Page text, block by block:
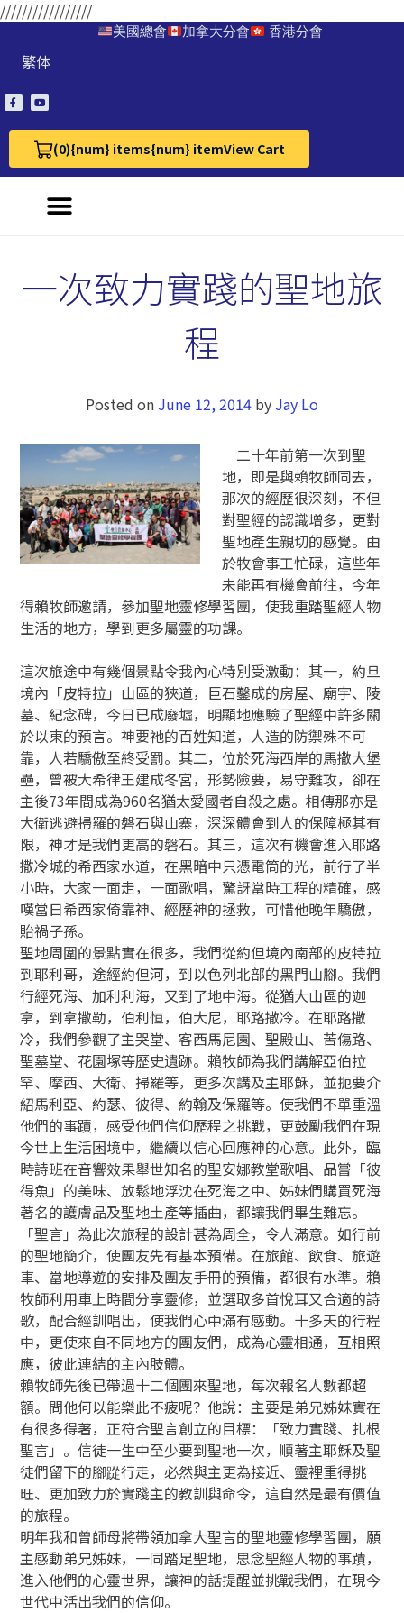
/////////////////
美國總會 加拿大分會 香港分會
繁体
(0)
View Cart 0{num} items{num} itemView Cart
一次致力實踐的聖地旅
程
Posted on June 12, 2014 by Jay Lo
二十年前第一次到聖
地，即是與賴牧師同去，
那次的經歷很深刻，不但
對聖經的認識增多，更對
聖地產生親切的感覺。由
於牧會事工忙碌，這些年
未能再有機會前往，今年
得賴牧師邀請，參加聖地靈修學習團，使我重踏聖經人物
生活的地方，學到更多屬靈的功課。
這次旅途中有幾個景點令我內心特別受激動：其一，約旦
境內「皮特拉」山區的狹道，巨石鑿成的房屋、廟宇、陵
墓、紀念碑，今日已成廢墟，明顯地應驗了聖經中許多關
於以東的預言。神要祂的百姓知道，人造的防禦殊不可
靠，人若驕傲至終受罰。其二，位於死海西岸的馬撒大堡
壘，曾被大希律王建成冬宮，形勢險要，易守難攻，卻在
主後73年間成為960名猶太愛國者自殺之處。相傳那亦是
大衛逃避掃羅的磐石與山寨，深深體會到人的保障極其有
限，神才是我們更高的磐石。其三，這次有機會進入耶路
撒冷城的希西家水道，在黑暗中只憑電筒的光，前行了半
小時，大家一面走，一面歌唱，驚訝當時工程的精確，感
嘆當日希西家倚靠神、經歷神的拯救，可惜他晚年驕傲，
貽禍子孫。
聖地周圍的景點實在很多，我們從約但境內南部的皮特拉
到耶利哥，途經約但河，到以色列北部的黑門山腳。我們
行經死海、加利利海，又到了地中海。從猶大山區的迦
拿，到拿撒勒，伯利恒，伯大尼，耶路撒冷。在耶路撒
冷，我們參觀了主哭堂、客西馬尼園、聖殿山、苦傷路、
聖墓堂、花園塚等歷史遺跡。賴牧師為我們講解亞伯拉
罕、摩西、大衛、掃羅等，更多次講及主耶穌，並扼要介
紹馬利亞、約瑟、彼得、約翰及保羅等。使我們不單重溫
他們的事蹟，感受他們信仰歷程之挑戰，更鼓勵我們在現
今世上生活困境中，繼續以信心回應神的心意。此外，臨
時詩班在音響效果舉世知名的聖安娜教堂歌唱、品嘗「彼
得魚」的美味、放鬆地浮沈在死海之中、姊妹們購買死海
著名的護膚品及聖地土產等插曲，都讓我們畢生難忘。
「聖言」為此次旅程的設計甚為周全，令人滿意。如行前
的聖地簡介，使團友先有基本預備。在旅館、飲食、旅遊
車、當地導遊的安排及團友手冊的預備，都很有水準。賴
牧師利用車上時間分享靈修，並選取多首悅耳又合適的詩
歌，配合經訓唱出，使我們心中滿有感動。十多天的行程
中，更使來自不同地方的團友們，成為心靈相通，互相照
應，彼此連結的主內肢體。
賴牧師先後已帶過十二個團來聖地，每次報名人數都超
額。問他何以能樂此不疲呢？他說：主要是弟兄姊妹實在
有很多得著，正符合聖言創立的目標：「致力實踐、扎根
聖言」。信徒一生中至少要到聖地一次，順著主耶穌及聖
徒們留下的腳踨行走，必然與主更為接近、靈裡重得挑
旺、更加致力於實踐主的教訓與命令，這自然是最有價值
的旅程。
明年我和曾師母將帶領加拿大聖言的聖地靈修學習團，願
主感動弟兄姊妹，一同踏足聖地，思念聖經人物的事蹟，
進入他們的心靈世界，讓神的話提醒並挑戰我們，在現今
世代中活出我們的信仰。